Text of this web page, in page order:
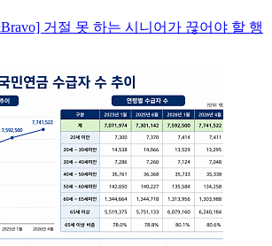
거절 못 하는 시니어가 끊어야 할 행